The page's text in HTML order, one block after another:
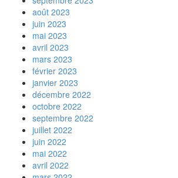
août 2023
juin 2023
mai 2023
avril 2023
mars 2023
février 2023
janvier 2023
décembre 2022
octobre 2022
septembre 2022
juillet 2022
juin 2022
mai 2022
avril 2022